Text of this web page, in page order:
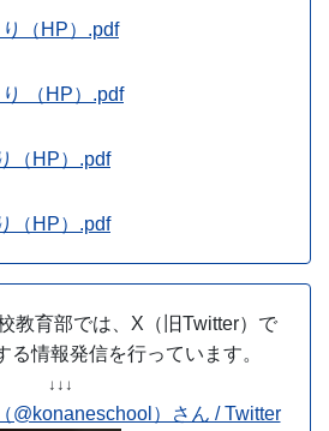
（HP）.pdf
（HP）.pdf
（HP）.pdf
（HP）.pdf
教育部では、X（旧Twitter）で
る情報発信を行っています。
↓↓↓
@konaneschool）さん / Twitter